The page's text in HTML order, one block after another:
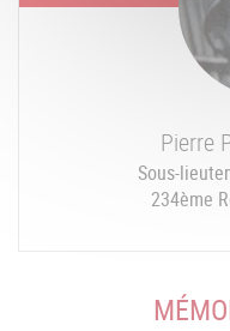
Pierre
Sous-
234ème